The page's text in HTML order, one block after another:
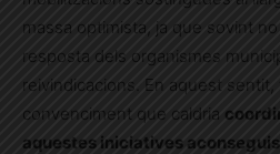
massa optimista, ja que sovint
resposta dels organismes
reivindicacions. En aquest sentit,
convenciment que caldria
aquestes iniciatives